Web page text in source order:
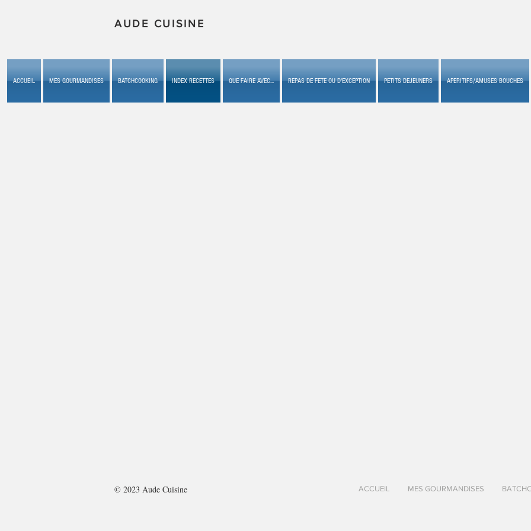
AUDE CUISINE
ACCUEIL MES GOURMANDISES BATCHCOOKING INDEX RECETTES QUE FAIRE AVEC... REPAS DE FETE OU D'EXCEPTION PETITS DEJEUNERS APERITIFS/AMUSES BOUCHES
© 2023 Aude Cuisine ACCUEIL MES GOURMANDISES